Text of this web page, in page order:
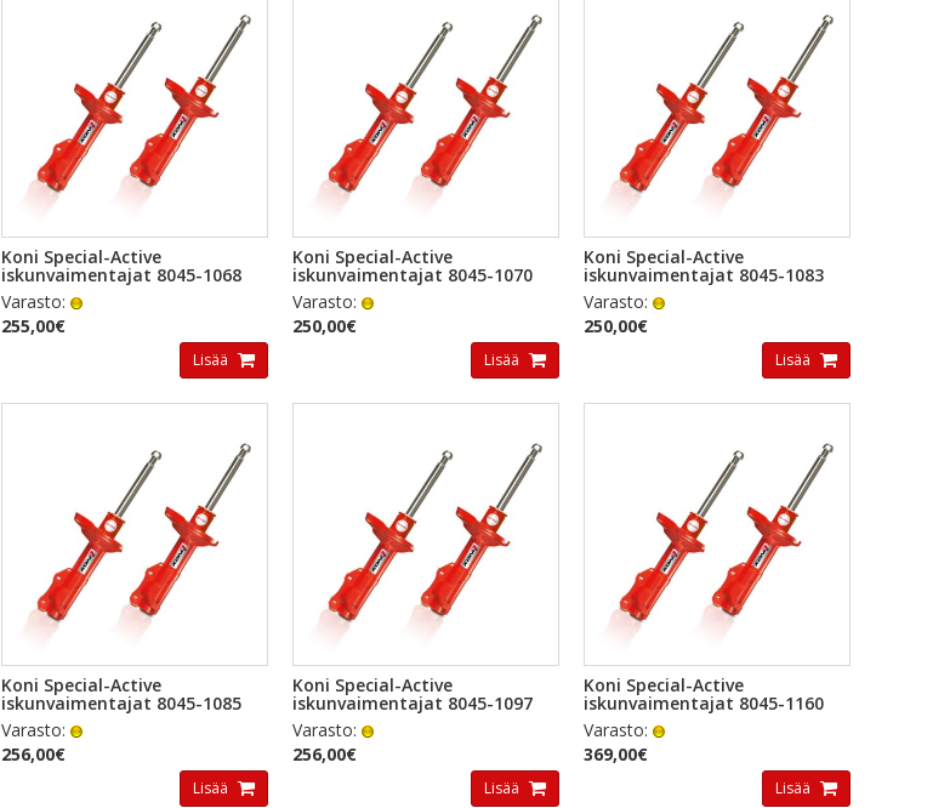
PIKAKATSELU
Koni Special-Active
iskunvaimentajat 8045-1068
Varasto:
255,00€
Lisää
PIKAKATSELU
Koni Special-Active
iskunvaimentajat 8045-1070
Varasto:
250,00€
Lisää
PIKAKATSELU
Koni Special-Active
iskunvaimentajat 8045-1083
Varasto:
250,00€
Lisää
PIKAKATSELU
Koni Special-Active
iskunvaimentajat 8045-1085
Varasto:
256,00€
Lisää
PIKAKATSELU
Koni Special-Active
iskunvaimentajat 8045-1097
Varasto:
256,00€
Lisää
PIKAKATSELU
Koni Special-Active
iskunvaimentajat 8045-1160
Varasto:
369,00€
Lisää